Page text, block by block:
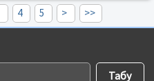
4 5 > >>